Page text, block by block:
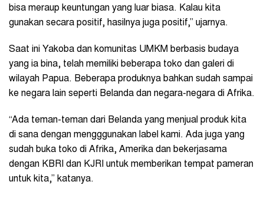
bisa meraup keuntungan yang luar biasa. Kalau kita
gunakan secara positif, hasilnya juga positif,” ujarnya.
Saat ini Yakoba dan komunitas UMKM berbasis budaya
yang ia bina, telah memiliki beberapa toko dan galeri di
wilayah Papua. Beberapa produknya bahkan sudah sampai
ke negara lain seperti Belanda dan negara-negara di Afrika.
“Ada teman-teman dari Belanda yang menjual produk kita
di sana dengan mengggunakan label kami. Ada juga yang
sudah buka toko di Afrika, Amerika dan bekerjasama
dengan KBRI dan KJRI untuk memberikan tempat pameran
untuk kita,” katanya.